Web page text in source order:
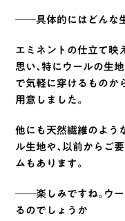
──具体的にはどんな
エミネントの仕立て映
思い、特にウールの生
で気軽に穿けるものか
用意しました。
他にも天然繊維のよう
ル生地や、以前からご
ムもあります。
──楽しみですね。ウ
るのでしょうか